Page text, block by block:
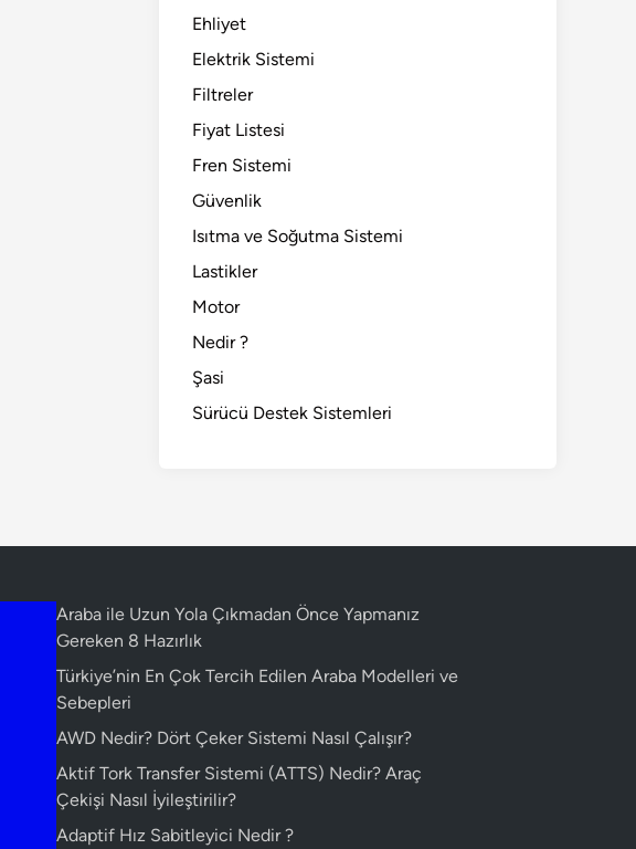
Ehliyet
Elektrik Sistemi
Filtreler
Fiyat Listesi
Fren Sistemi
Güvenlik
Isıtma ve Soğutma Sistemi
Lastikler
Motor
Nedir ?
Şasi
Sürücü Destek Sistemleri
Araba ile Uzun Yola Çıkmadan Önce Yapmanız
Gereken 8 Hazırlık
Türkiye’nin En Çok Tercih Edilen Araba Modelleri ve
Sebepleri
AWD Nedir? Dört Çeker Sistemi Nasıl Çalışır?
Aktif Tork Transfer Sistemi (ATTS) Nedir? Araç
Çekişi Nasıl İyileştirilir?
Adaptif Hız Sabitleyici Nedir ?